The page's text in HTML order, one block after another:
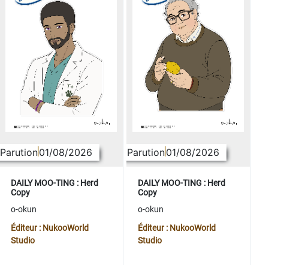
Parution01/08/2026
DAILY MOO-TING : Herd
Copy
o-okun
Éditeur : NukooWorld
Studio
Parution01/08/2026
DAILY MOO-TING : Herd
Copy
o-okun
Éditeur : NukooWorld
Studio